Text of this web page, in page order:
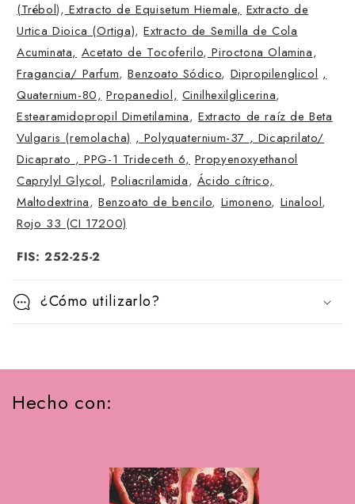
e
g
a
b
e
(Trébol), Extracto de Equisetum Hiemale, Extracto de
Urtica Dioica (Ortiga),Extracto de Semilla de Cola
Acuminata, Acetato de Tocoferilo, Piroctona Olamina,
Fragancia/ Parfum,Benzoato Sódico, Dipropilenglicol ,
Quaternium-80, Propanediol, Cinilhexilglicerina,
Estearamidopropil Dimetilamina,Extracto de raíz de Beta
Vulgaris (remolacha) , Polyquaternium-37 , Dicaprilato/
Dicaprato , PPG-1 Trideceth 6, Propyenoxyethanol
Caprylyl Glycol,Poliacrilamida, Ácido cítrico,
Maltodextrina,Benzoato de bencilo, Limoneno, Linalool,
Rojo 33 (CI 17200)
FIS: 252-25-2
¿Cómo utilizarlo?
Hecho con: